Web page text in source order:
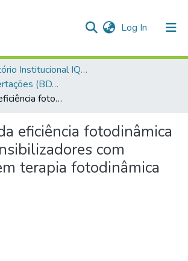
Log In (current)
Repositório Institucional IQSC
Teses e Dissertações (BDTD USP)
Avaliação da eficiência fotodinâmica de fotossensibilizadores com aplicação em terapia fotodinâmica
eficiência fotodinâmica
com
terapia fotodinâmica